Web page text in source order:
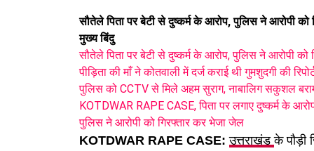
थे. उनका कहना है कि सड़क के अभाव में स्वास्थ्य
स्थिति में मरीजों को अस्पताल पहुंचाने में गंभीर दिक्कतें
18 गांवों को मिलेगा सीधा लाभ
इस फैसले से, करीब 18 गांवों और 40 हजार से अधिक
कृषि, दुग्ध उत्पादन और पर्यटन को बढ़ावा मिलेगा.
इसे ऐतिहासिक निर्णय बताते हुए कहा कि यह सड़क
सकारात्मक परिणाम सामने आया है.
सौतेले पिता पर बेटी से दुष्कर्म के आरोप, पुलिस ने आरोपी
मुख्य बिंदु
सौतेले पिता पर बेटी से दुष्कर्म के आरोप, पुलिस ने आरोपी को
पीड़िता की माँ ने कोतवाली में दर्ज कराई थी गुमशुदगी की
पुलिस को CCTV से मिले अहम सुराग, नाबालिग सकुशल
KOTDWAR RAPE CASE, पिता पर लगाए दुष्कर्म के
पुलिस ने आरोपी को गिरफ्तार कर भेजा जेल
KOTDWAR RAPE CASE:उत्तराखंडके